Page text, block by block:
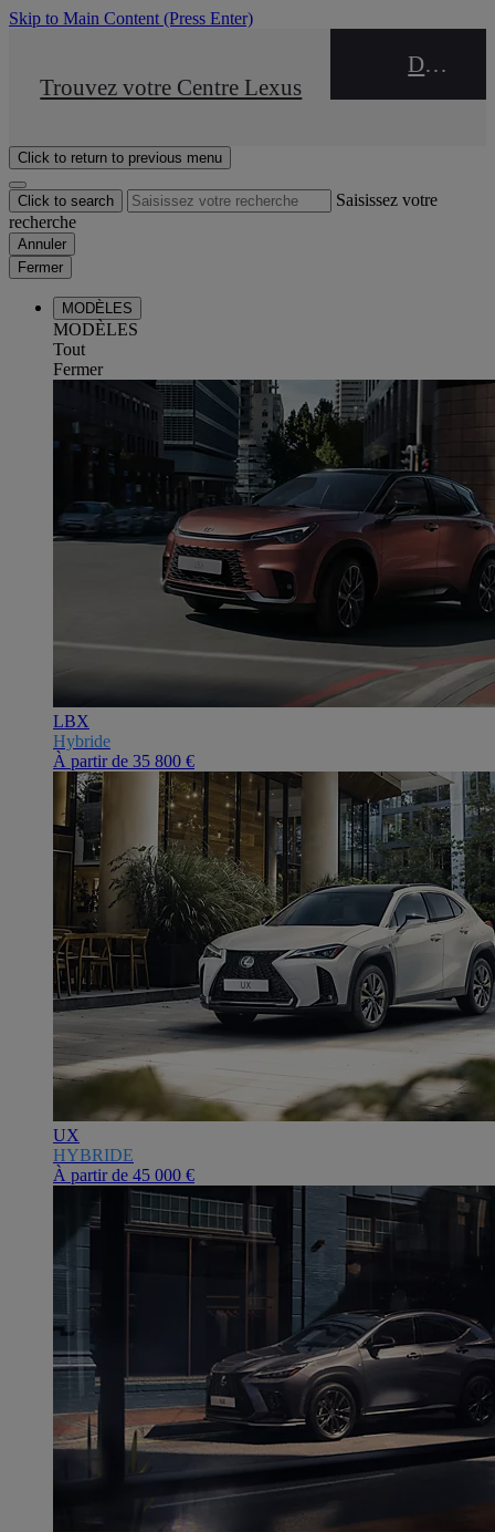
Skip to Main Content (Press Enter)
STOP DRIVE Takata
Trouvez votre Centre Lexus
DEALER NAME
Click to return to previous menu
Click to search
Saisissez votre
recherche
Annuler
Fermer
MODÈLES
MODÈLES
Tout
Fermer
LBX
Hybride
À partir de 35 800 €
UX
HYBRIDE
À partir de 45 000 €